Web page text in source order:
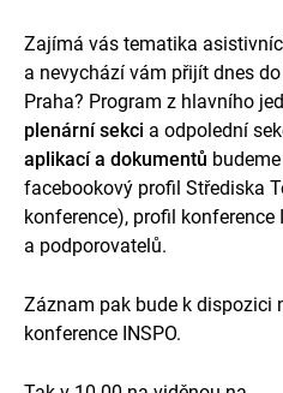
Zajímá vás tematika
a nevychází vám přijít dnes
Praha? Program z hlavního
plenární sekci a odpolední
aplikací a dokumentů
facebookový profil Střediska
konference), profil konference
a podporovatelů.
Záznam pak bude k dispozici
konference INSPO.